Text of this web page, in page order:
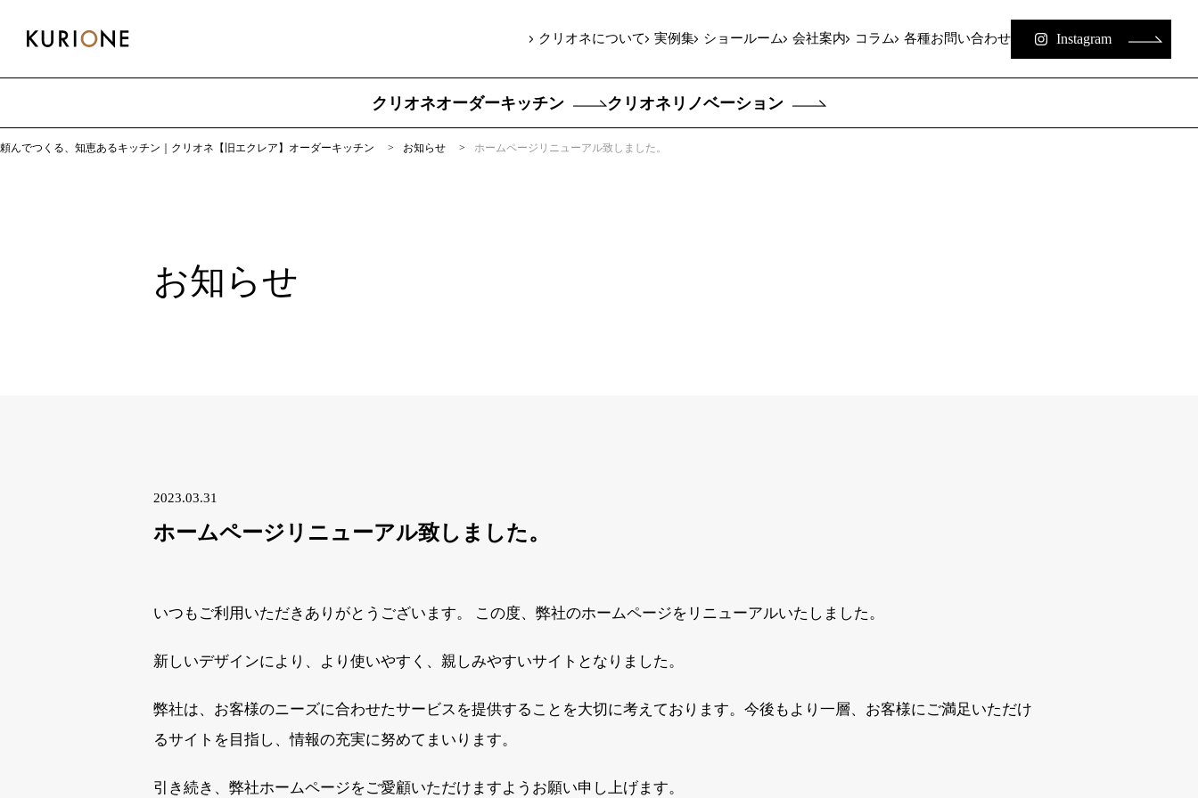
クリオネについて 実例集 ショールーム 会社案内 コラム 各種お問い合わせ Instagram
クリオネオーダーキッチン クリオネリノベーション
頼んでつくる、知恵あるキッチン｜クリオネ【旧エクレア】オーダーキッチン お知らせ ホームページリニューアル致しました。
お知らせ
2023.03.31
ホームページリニューアル致しました。
いつもご利用いただきありがとうございます。 この度、弊社のホームページをリニューアルいたしました。
新しいデザインにより、より使いやすく、親しみやすいサイトとなりました。
弊社は、お客様のニーズに合わせたサービスを提供することを大切に考えております。今後もより一層、お客様にご満足いただけ
るサイトを目指し、情報の充実に努めてまいります。
引き続き、弊社ホームページをご愛顧いただけますようお願い申し上げます。